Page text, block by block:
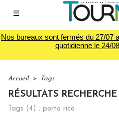
☰
Nos bureaux sont fermés du 27/07
quotidienne le 24/
Accueil > Tags
RÉSULTATS RECHERCHE
Tags (4) : porto rico